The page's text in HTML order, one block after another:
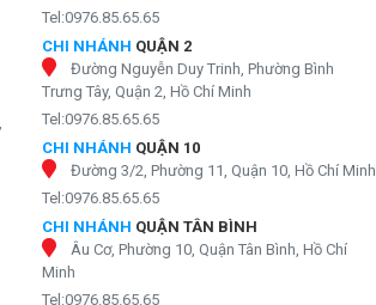
Tel:0976.85.65.65
CHI NHÁNH QUẬN 2
Đường Nguyễn Duy Trinh, Phường Bình
Trưng Tây, Quận 2, Hồ Chí Minh
Tel:0976.85.65.65
CHI NHÁNH QUẬN 10
Đường 3/2, Phường 11, Quận 10, Hồ Chí Minh
Tel:0976.85.65.65
CHI NHÁNH QUẬN TÂN BÌNH
Âu Cơ, Phường 10, Quận Tân Bình, Hồ Chí
Minh
Tel:0976.85.65.65